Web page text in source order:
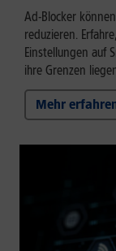
Ad-Blocker
reduzieren.
Einstellungen auf
ihre Grenzen
Mehr